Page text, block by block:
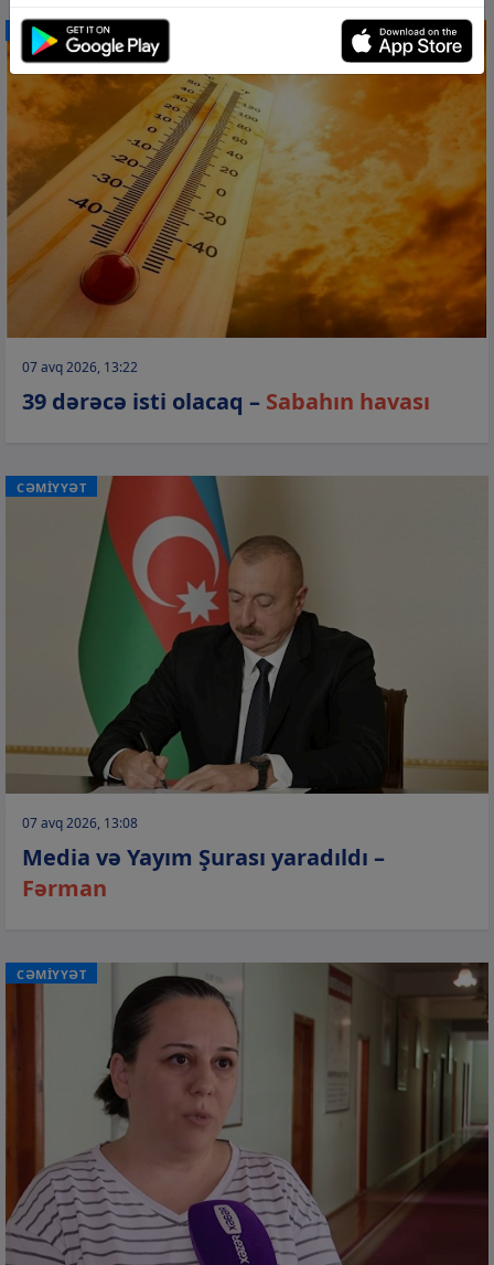
CƏMİYYƏT
07 avq 2026, 13:22
39 dərəcə isti olacaq – Sabahın havası
CƏMİYYƏT
07 avq 2026, 13:08
Media və Yayım Şurası yaradıldı –
Fərman
CƏMİYYƏT